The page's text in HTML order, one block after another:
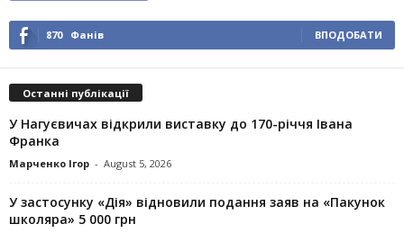
870 Фанів ВПОДОБАТИ
Останні публікації
У Нагуєвичах відкрили виставку до 170-річчя Івана
Франка
Марченко Ігор - August 5, 2026
У застосунку «Дія» відновили подання заяв на «Пакунок
школяра» 5 000 грн